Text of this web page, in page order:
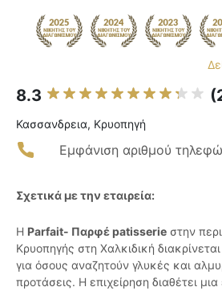
8.3
Κασσανδρεια, Κρυοπηγή
Εμφάνιση αριθμού
Σχετικά με την εταιρεία:
Η Parfait- Παρφέ patisserie στην
Κρυοπηγής στη Χαλκιδική
για όσους αναζητούν γλυκές και
προτάσεις. Η επιχείρηση διαθέτει